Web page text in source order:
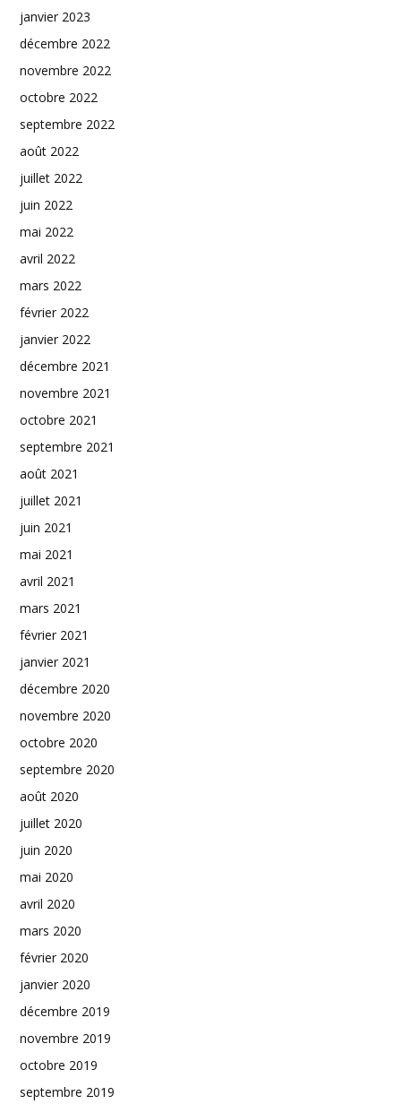
janvier 2023
décembre 2022
novembre 2022
octobre 2022
septembre 2022
août 2022
juillet 2022
juin 2022
mai 2022
avril 2022
mars 2022
février 2022
janvier 2022
décembre 2021
novembre 2021
octobre 2021
septembre 2021
août 2021
juillet 2021
juin 2021
mai 2021
avril 2021
mars 2021
février 2021
janvier 2021
décembre 2020
novembre 2020
octobre 2020
septembre 2020
août 2020
juillet 2020
juin 2020
mai 2020
avril 2020
mars 2020
février 2020
janvier 2020
décembre 2019
novembre 2019
octobre 2019
septembre 2019